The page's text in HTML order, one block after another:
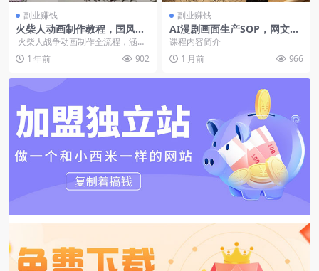
副业赚钱
火柴人动画制作教程，国风短
视频新赛道
火柴人战争动画制作全流程，涵盖
基础操作、打斗动作设计（拳脚/武
器/枪...
1 年前 902
副业赚钱
AI漫剧画面生产SOP，网文选
本版权签约剧本改编爆款筛选
模型
课程内容简介
1 月前
966